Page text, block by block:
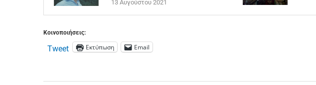
13 Αυγούστου 2021
Κοινοποιήσεις:
Tweet Εκτύπωση Email